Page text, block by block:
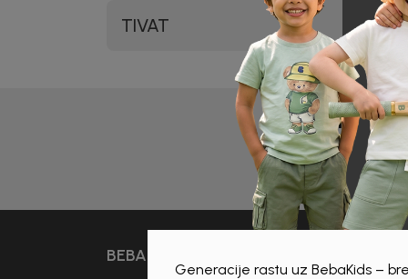
TIVAT
Prijava
BEBAKIDS
Generacije rastu uz BebaKids –